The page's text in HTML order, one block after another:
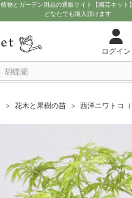
植物とガーデン用品の通販サイト【園芸ネッ
どなたでも購入頂けます
ログイン
花木と果樹の苗 西洋ニワトコ